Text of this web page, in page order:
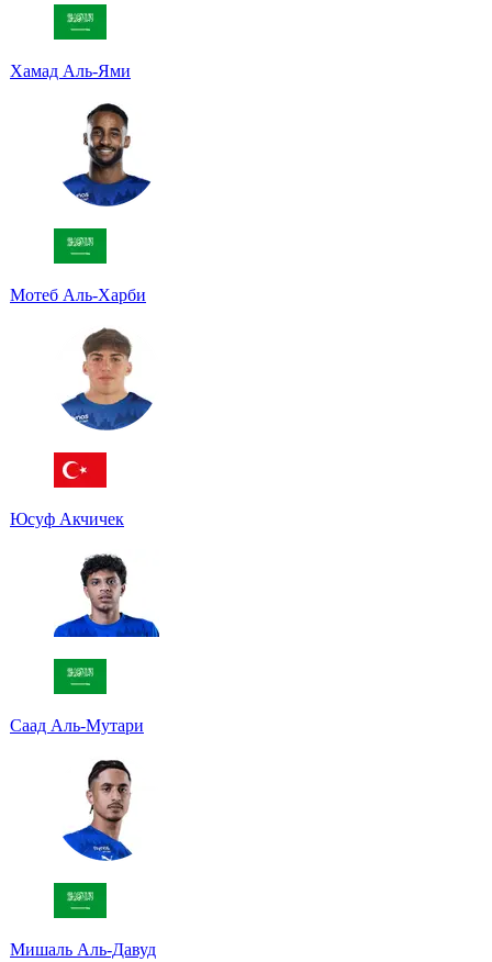
Хамад Аль-Ями
Мотеб Аль-Харби
Юсуф Акчичек
Саад Аль-Мутари
Мишаль Аль-Давуд